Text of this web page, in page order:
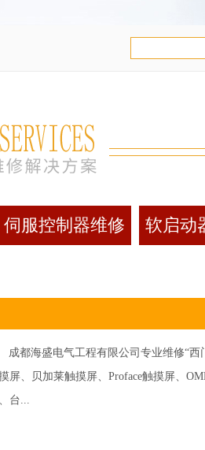
伺服控制器维修 软启动
海盛电气工程有限公司专业维修“西
屏、贝加莱触摸屏、Proface触摸屏、
台...